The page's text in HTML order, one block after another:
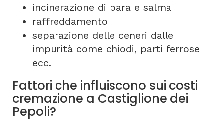
incinerazione di bara e salma
raffreddamento
separazione delle ceneri dalle
impurità come chiodi, parti ferrose
ecc.
Fattori che influiscono sui costi
cremazione a Castiglione dei
Pepoli?